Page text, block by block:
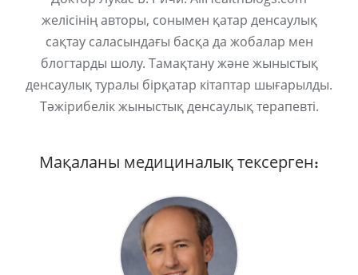
желісінің авторы, сонымен қатар денсаулық
сақтау саласындағы басқа да жобалар мен
блогтарды шолу. Тамақтану және жыныстық
денсаулық туралы бірқатар кітаптар шығарылды.
Тәжірибелік жыныстық денсаулық терапевті.
Мақаланы медициналық тексерген: